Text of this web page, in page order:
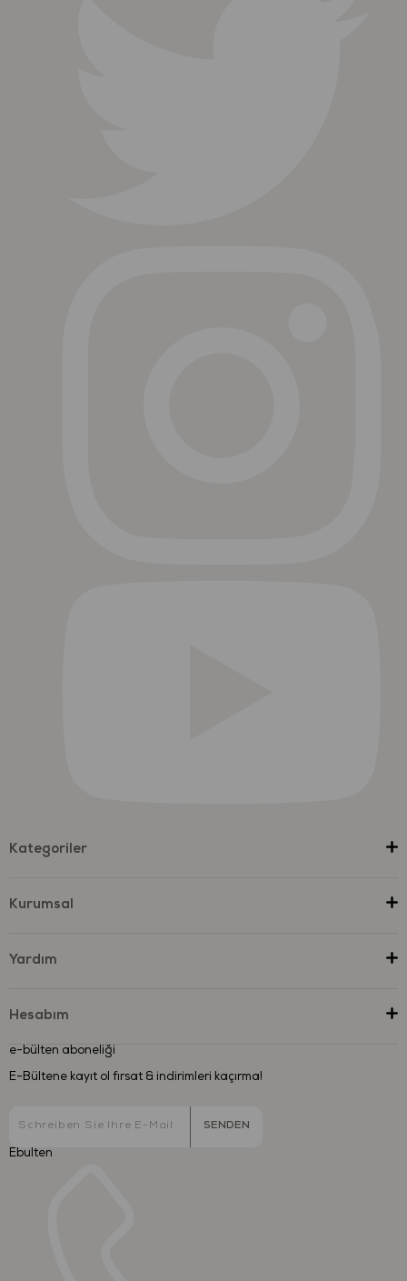
Kategoriler
Kurumsal
Yardım
Hesabım
e-bülten aboneliği
E-Bültene kayıt ol fırsat & indirimleri kaçırma!
SENDEN
Ebulten